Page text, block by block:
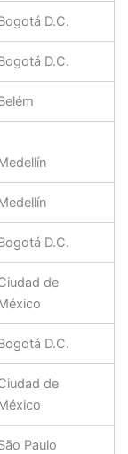
D.C.
D.C.
D.C.
de
D.C.
de
Paulo